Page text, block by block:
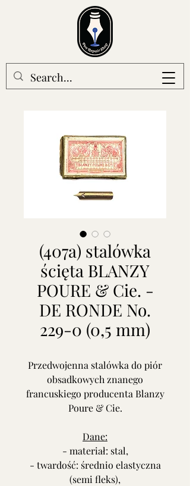
(407a) stalówka
ścięta BLANZY
POURE & Cie. -
DE RONDE No.
229-0 (0,5 mm)
Przedwojenna stalówka do piór
obsadkowych znanego
francuskiego producenta Blanzy
Poure & Cie.
Dane:
- materiał: stal,
- twardość: średnio elastyczna
(semi fleks),